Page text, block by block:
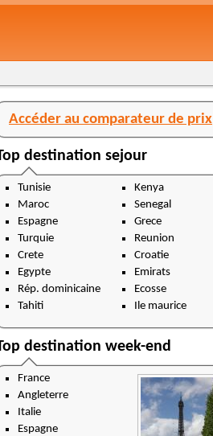
Accéder au comparateur de prix
destination sejour
Tunisie
Maroc
Espagne
Turquie
Crete
Egypte
Rép. dominicaine
Tahiti
Kenya
Senegal
Grece
Reunion
Croatie
Emirats
Ecosse
Ile maurice
destination week-end
France
Angleterre
Italie
Espagne